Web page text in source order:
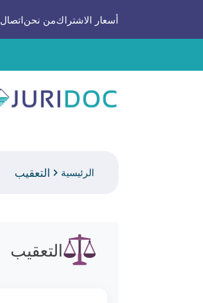
أسعار الاشتراكمن نحناتصال
الرئيسية التعقيب
التعقيب